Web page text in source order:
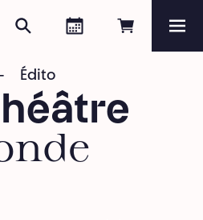
Réserver
Agenda
Rechercher
Édito